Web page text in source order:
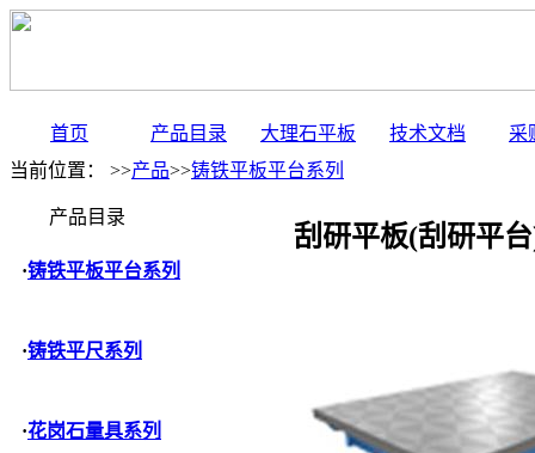
首页 产品目录 大理石平板 技术文档
采
当前位置： >>产品>>铸铁平板平台系列
产品目录
·铸铁平板平台系列
·铸铁平尺系列
·花岗石量具系列
刮研平板(刮研平